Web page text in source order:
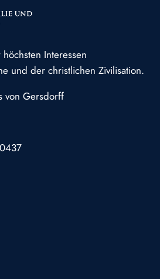
Interessen
und der christlichen Zivilisation.
von Gersdorff